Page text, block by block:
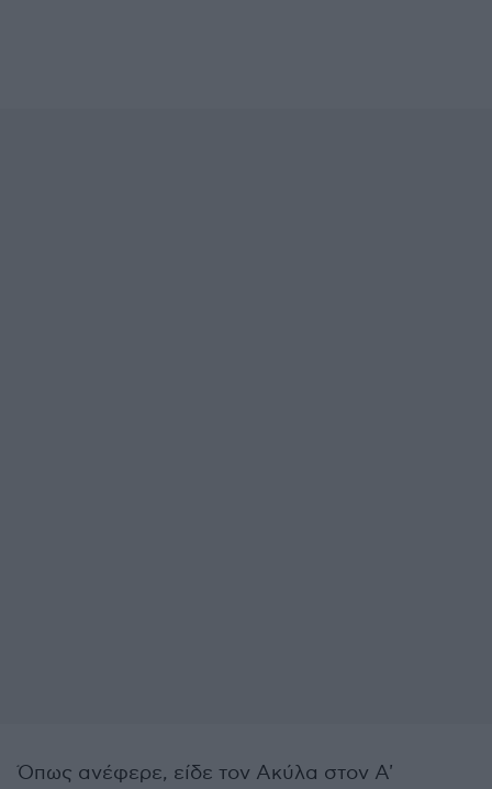
Όπως ανέφερε, είδε τον Ακύλα στον Α'